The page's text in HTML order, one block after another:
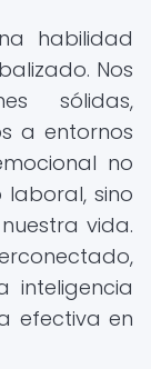
habilidad
Nos
sólidas,
a entornos
no
sino
vida.
inteligencia
efectiva en